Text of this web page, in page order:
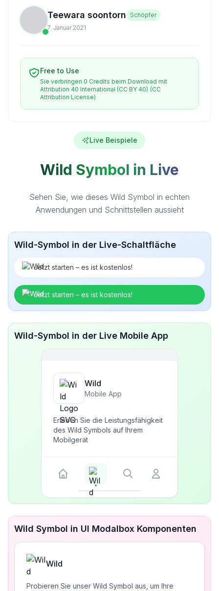
Teewara soontorn
Schöpfer
7. Januar 2021
Free to Use
Sie verbringen 0 Credits beim Download mit
Attribution 40 International (CC BY 40) (CC
Attribution License)
Live Beispiele
Wild Symbol in Live
Sehen Sie, wie dieses Wild Symbol in echten
Anwendungen und Schnittstellen aussieht
Wild-Symbol in der Live-Schaltfläche
Jetzt starten – es ist kostenlos!
Jetzt starten – es ist kostenlos!
Wild-Symbol in der Live Mobile App
Wild
Mobile App
Erleben Sie die Leistungsfähigkeit
des Wild Symbols auf Ihrem
Mobilgerät
Wild Symbol in UI Modalbox Komponenten
Wild
Probieren Sie unser Wild Symbol aus, um Ihre